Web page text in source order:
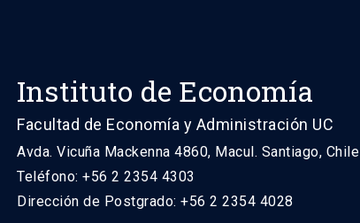
Instituto de Economía
Facultad de Economía y Administración UC
Avda. Vicuña Mackenna 4860, Macul. Santiago, Chile
Teléfono: +56 2 2354 4303
Dirección de Postgrado: +56 2 2354 4028